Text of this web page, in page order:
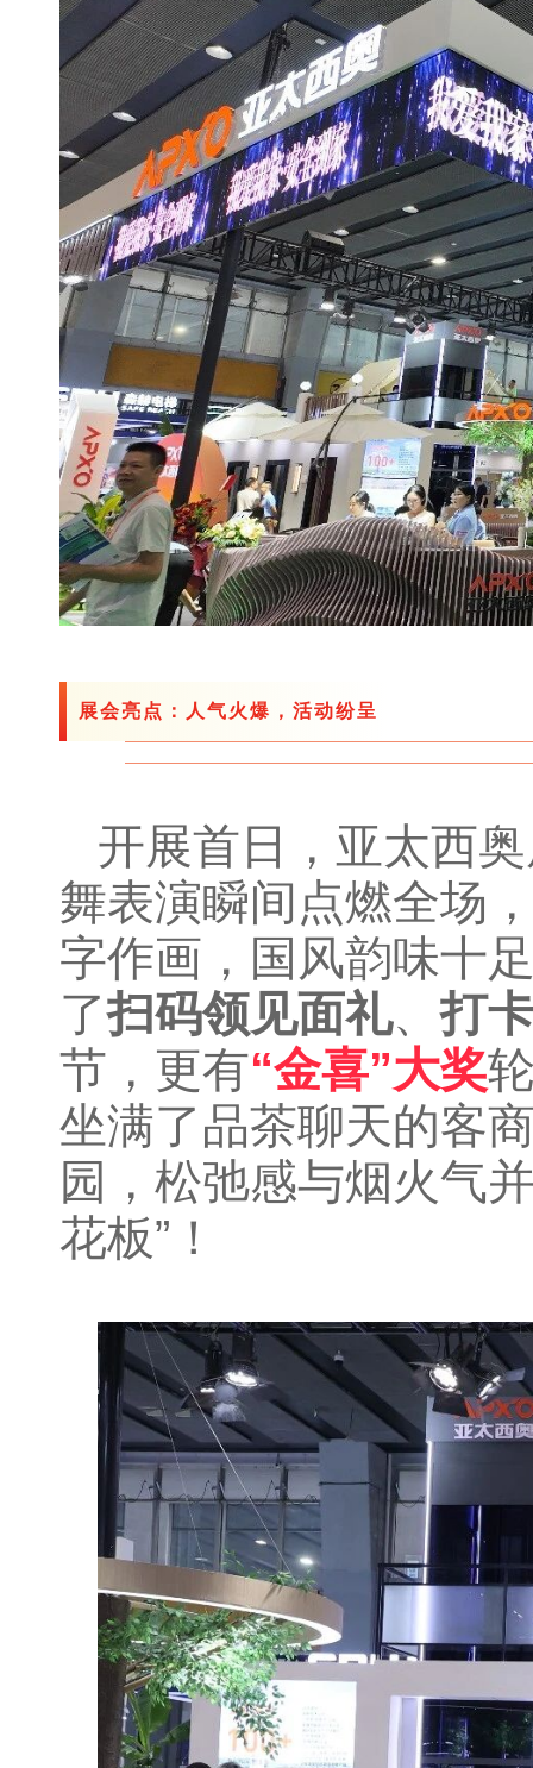
展会亮点：人气火爆，活动纷呈
开展首日，亚太西
舞表演瞬间点燃全场
字作画，国风韵味十
了扫码领见面礼、打
节，更有“金喜”大奖
坐满了品茶聊天的客
园，松弛感与烟火气
花板”！